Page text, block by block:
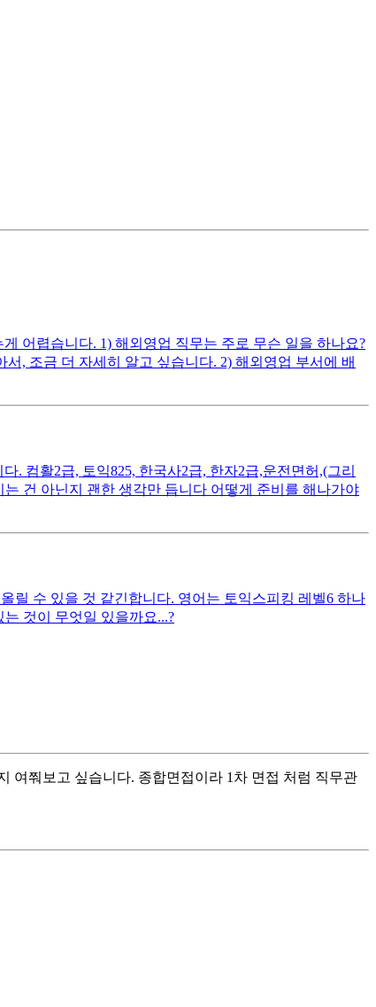
어렵습니다. 1) 해외영업 직무는 주로 무슨 일을 하나요?
, 조금 더 자세히 알고 싶습니다. 2) 해외영업 부서에 배
. 컴활2급, 토익825, 한국사2급, 한자2급,운전면허,(그리
건 아닌지 괜한 생각만 듭니다 어떻게 준비를 해나가야
릴 수 있을 것 같긴합니다. 영어는 토익스피킹 레벨6 하나
것이 무엇일 있을까요...?
여쭤보고 싶습니다. 종합면접이라 1차 면접 처럼 직무관